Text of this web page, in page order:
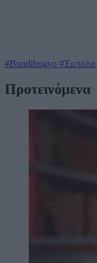
#Bundibugyo #Έμπολα
Προτεινόμενα